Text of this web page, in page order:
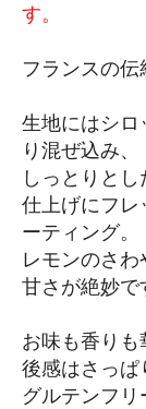
す。
フランスの伝
生地にはシロ
り混ぜ込み、
しっとりとし
仕上げにフレ
ーティング。
レモンのさ
甘さが絶妙で
お味も香り
後感はさっぱ
グルテンフ